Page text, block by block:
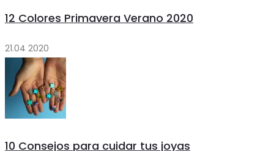
12 Colores Primavera Verano 2020
21.04 2020
10 Consejos para cuidar tus joyas